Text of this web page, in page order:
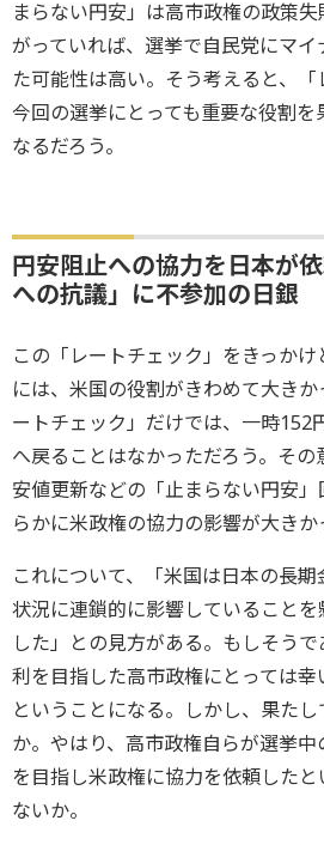
まらない円安」は高市政権の政策
がっていれば、選挙で自民党にマ
た可能性は高い。そう考えると、「
今回の選挙にとっても重要な役割
なるだろう。
円安阻止への協力を日本が
への抗議」に不参加の日銀
この「レートチェック」をきっか
には、米国の役割がきわめて大き
ートチェック」だけでは、一時152
へ戻ることはなかっただろう。そ
安値更新などの「止まらない円安
らかに米政権の協力の影響が大きか
これについて、「米国は日本の長
状況に連鎖的に影響していること
した」との見方がある。もしそう
利を目指した高市政権にとっては
ということになる。しかし、果た
か。やはり、高市政権自らが選挙
を目指し米政権に協力を依頼した
ないか。